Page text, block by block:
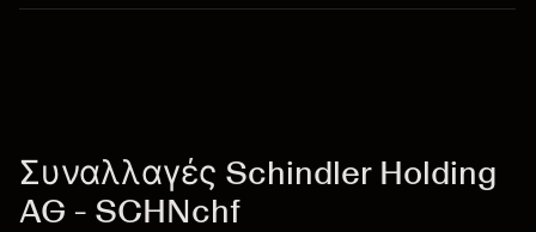
Συναλλαγές Schindler Holding
AG - SCHNchf